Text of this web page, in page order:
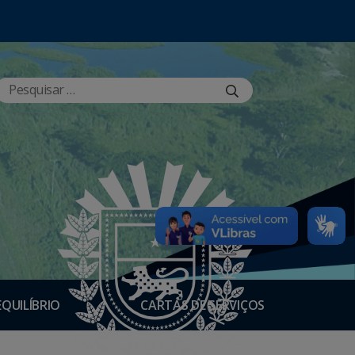
CARTAS DE SERVIÇOS